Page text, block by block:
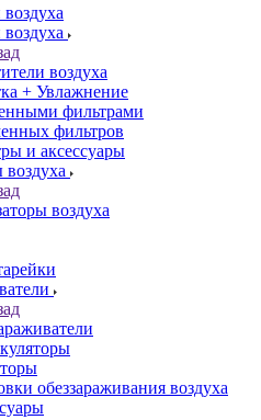
воздуха
+ Увлажнение
фильтрами
фильтров
и аксессуары
воздуха
обеззараживания воздуха